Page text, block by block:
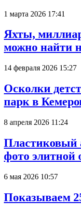
1 марта 2026 17:41
Яхты,
можно найти
14 февраля 2026 15:27
Осколки
парк в
8 апреля 2026 11:24
Пластиковый
фото элитной
6 мая 2026 10:57
Показываем